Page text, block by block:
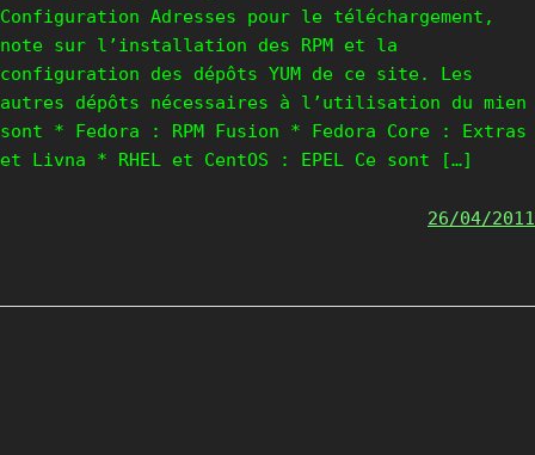
Configuration Adresses pour le téléchargement,
note sur l’installation des RPM et la
configuration des dépôts YUM de ce site. Les
autres dépôts nécessaires à l’utilisation du mien
sont * Fedora : RPM Fusion * Fedora Core : Extras
et Livna * RHEL et CentOS : EPEL Ce sont […]
26/04/2011